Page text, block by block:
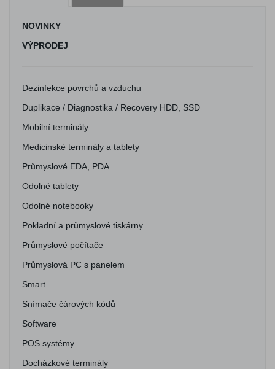
NOVINKY
VÝPRODEJ
Dezinfekce povrchů a vzduchu
Duplikace / Diagnostika / Recovery HDD, SSD
Mobilní terminály
Medicinské terminály a tablety
Průmyslové EDA, PDA
Odolné tablety
Odolné notebooky
Pokladní a průmyslové tiskárny
Průmyslové počítače
Průmyslová PC s panelem
Smart
Snímače čárových kódů
Software
POS systémy
Docházkové terminály